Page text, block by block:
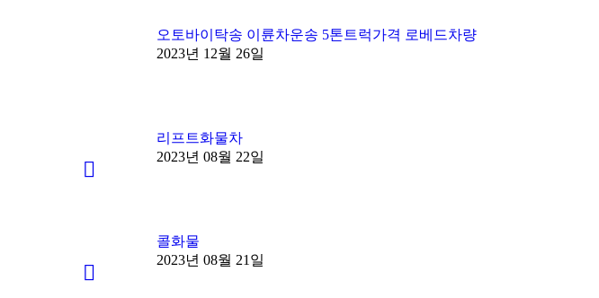
오토바이탁송 이륜차운송 5톤트럭가격 로베드차량
2023년 12월 26일
리프트화물차
2023년 08월 22일
콜화물
2023년 08월 21일